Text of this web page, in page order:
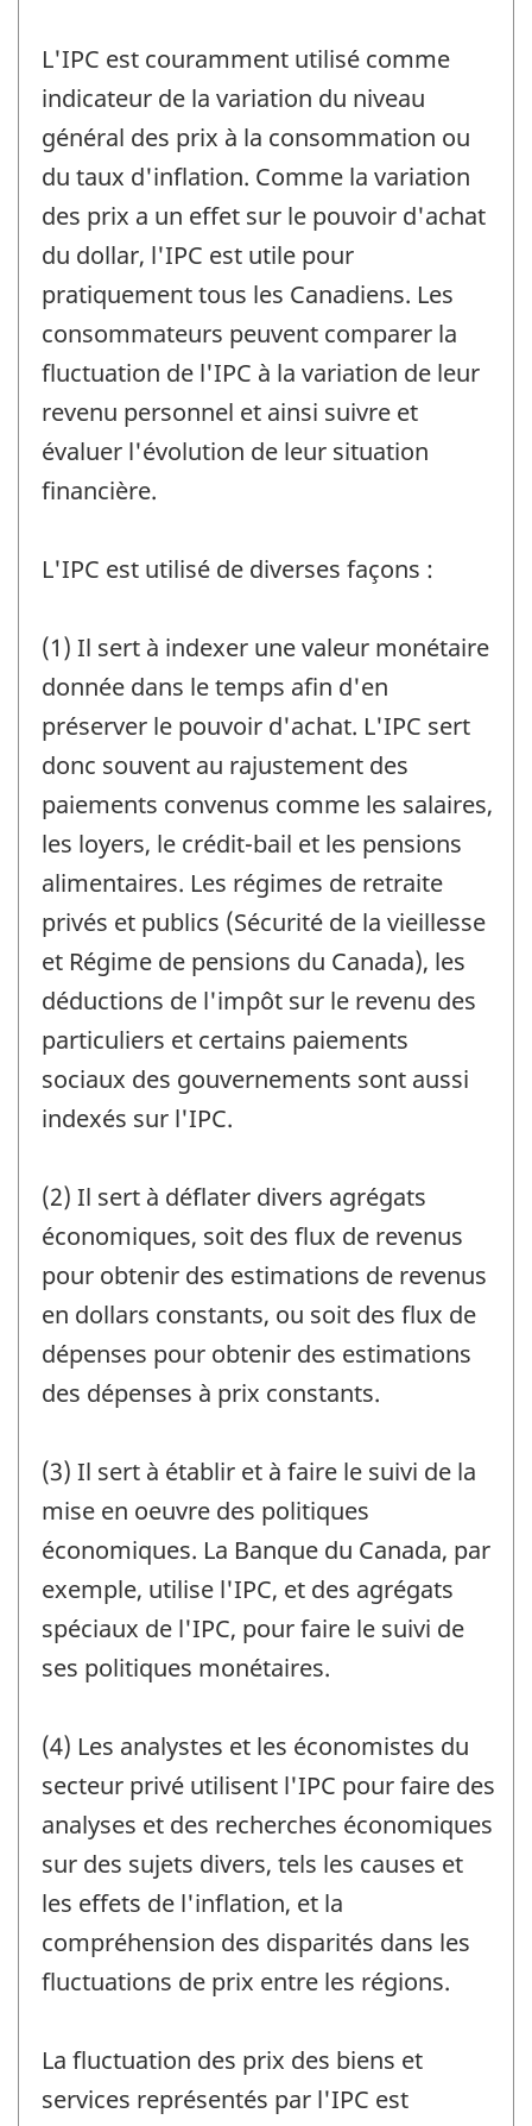
L'IPC est couramment utilisé comme
indicateur de la variation du niveau
général des prix à la consommation ou
du taux d'inflation. Comme la variation
des prix a un effet sur le pouvoir d'achat
du dollar, l'IPC est utile pour
pratiquement tous les Canadiens. Les
consommateurs peuvent comparer la
fluctuation de l'IPC à la variation de leur
revenu personnel et ainsi suivre et
évaluer l'évolution de leur situation
financière.
L'IPC est utilisé de diverses façons :
(1) Il sert à indexer une valeur monétaire
donnée dans le temps afin d'en
préserver le pouvoir d'achat. L'IPC sert
donc souvent au rajustement des
paiements convenus comme les salaires,
les loyers, le crédit-bail et les pensions
alimentaires. Les régimes de retraite
privés et publics (Sécurité de la vieillesse
et Régime de pensions du Canada), les
déductions de l'impôt sur le revenu des
particuliers et certains paiements
sociaux des gouvernements sont aussi
indexés sur l'IPC.
(2) Il sert à déflater divers agrégats
économiques, soit des flux de revenus
pour obtenir des estimations de revenus
en dollars constants, ou soit des flux de
dépenses pour obtenir des estimations
des dépenses à prix constants.
(3) Il sert à établir et à faire le suivi de la
mise en oeuvre des politiques
économiques. La Banque du Canada, par
exemple, utilise l'IPC, et des agrégats
spéciaux de l'IPC, pour faire le suivi de
ses politiques monétaires.
(4) Les analystes et les économistes du
secteur privé utilisent l'IPC pour faire des
analyses et des recherches économiques
sur des sujets divers, tels les causes et
les effets de l'inflation, et la
compréhension des disparités dans les
fluctuations de prix entre les régions.
La fluctuation des prix des biens et
services représentés par l'IPC est